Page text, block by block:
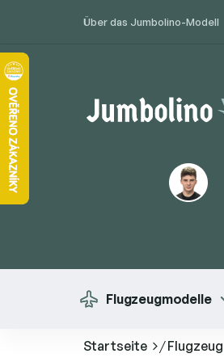
Über das Jumbolino-Modell
Flugzeugmodelle
Startseite /